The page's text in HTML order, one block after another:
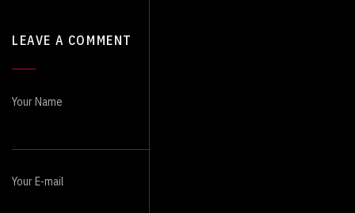
LEAVE A COMMENT
Your Name
Your E-mail